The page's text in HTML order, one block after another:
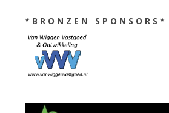
* B R O N Z E N S P O N S O R S *